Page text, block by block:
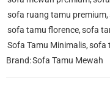
sofa ruang tamu premium,
sofa tamu florence,sofa
Sofa Tamu Minimalis,sofa
Brand:Sofa Tamu Mewah